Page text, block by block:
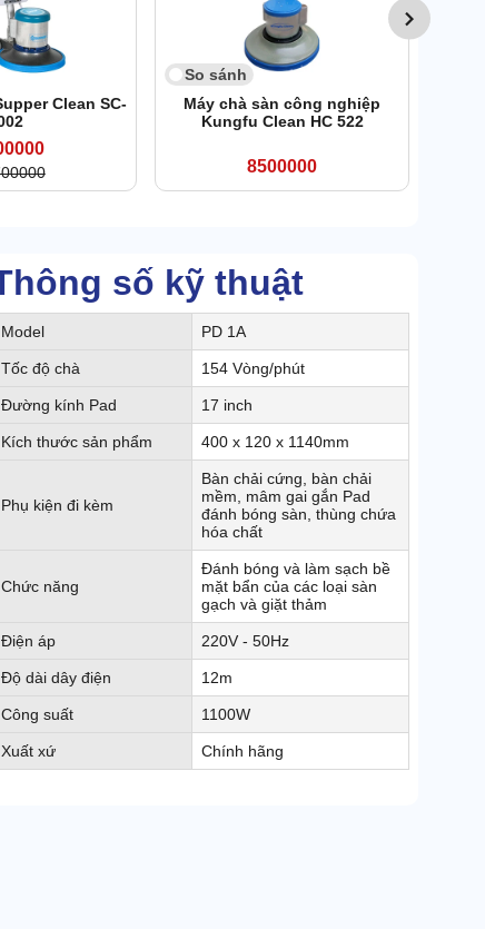
Clean SC-
So sánh
Máy chà sàn công nghiệp
Kungfu Clean HC 522
8500000
số kỹ thuật
Model PD 1A
Tốc độ chà 154 Vòng/phút
Đường kính Pad 17 inch
Kích thước sản phẩm 400 x 120 x 1140mm
Phụ kiện đi kèm
Bàn chải cứng, bàn chải
mềm, mâm gai gắn Pad
đánh bóng sàn, thùng chứa
hóa chất
Chức năng
Đánh bóng và làm sạch bề
mặt bẩn của các loại sàn
gạch và giặt thảm
Điện áp 220V - 50Hz
Độ dài dây điện 12m
Công suất 1100W
Xuất xứ Chính hãng